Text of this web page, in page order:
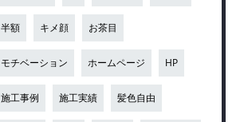
半額 キメ顔 お茶目
モチベーション ホームページ HP
施工事例 施工実績 髪色自由